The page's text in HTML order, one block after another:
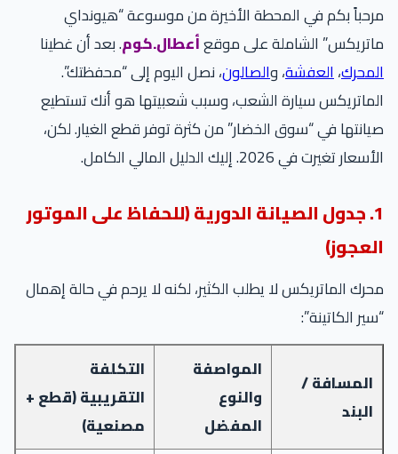
مرحباً بكم في المحطة الأخيرة من موسوعة “هيونداي
ماتريكس” الشاملة على موقعأعطال.كوم. بعد أن غطينا
المحرك،العفشة، والصالون، نصل اليوم إلى “محفظتك”.
الماتريكس سيارة الشعب، وسبب شعبيتها هو أنك تستطيع
صيانتها في “سوق الخضار” من كثرة توفر قطع الغيار. لكن،
الأسعار تغيرت في 2026. إليك الدليل المالي الكامل.
1. جدول الصيانة الدورية (للحفاظ على الموتور
العجوز)
محرك الماتريكس لا يطلب الكثير، لكنه لا يرحم في حالة إهمال
“سير الكاتينة”:
المسافة /
البند
المواصفة
والنوع
المفضل
التكلفة
التقريبية (قطع +
مصنعية)